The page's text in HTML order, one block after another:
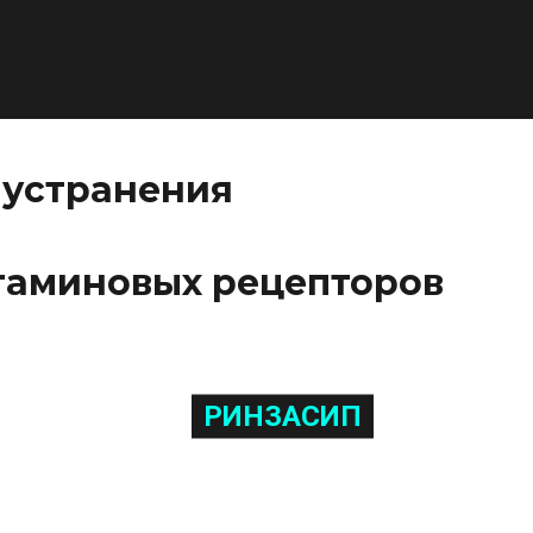
рецепторов
РИНЗАСИП